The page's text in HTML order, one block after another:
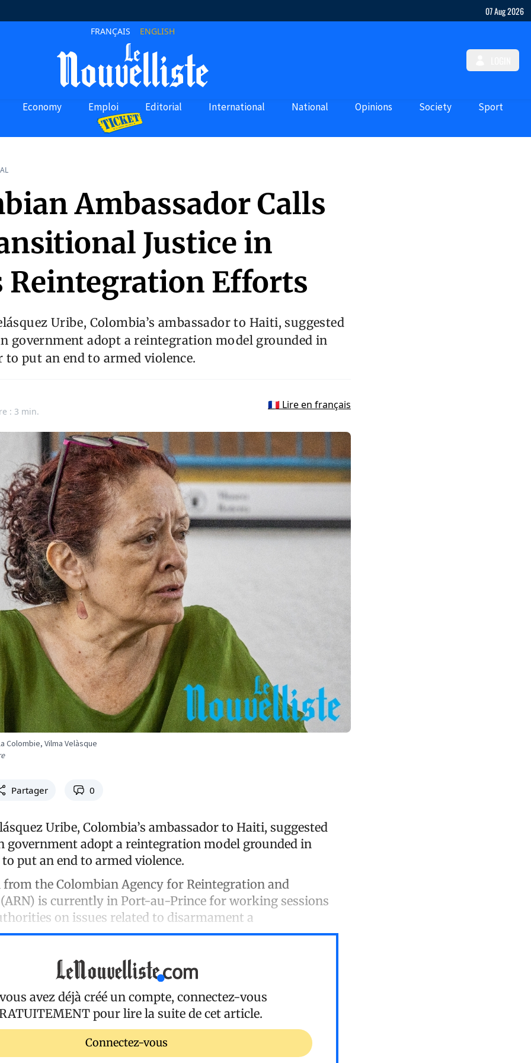
07 Aug 2026
FRANÇAIS ENGLISH
Economy Emploi Editorial International National Opinions Society Sport
Ambassador Calls
Justice in
Reintegration Efforts
Uribe, Colombia’s ambassador to Haiti, suggested
government adopt a reintegration model grounded in
to put an end to armed violence.
: 3 min.
🇫🇷 Lire en français
Colombie, Vilma Velàsque
Partager 0
Uribe, Colombia’s ambassador to Haiti, suggested
government adopt a reintegration model grounded in
put an end to armed violence.
from theColombian Agency for Reintegration and
is currently in Port-au-Prince for working sessions
on issues related to disarmament a
avez déjà créé un compte, connectez-vous
pour lire la suite de cet article.
Connectez-vous